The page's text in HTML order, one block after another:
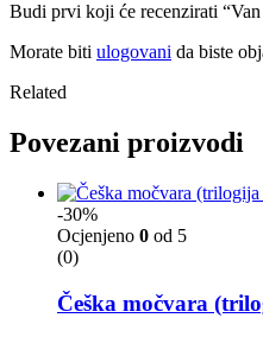
Budi prvi koji će recenzirati “Van
Morate biti ulogovani da biste
Related
Povezani proizvodi
-30%
Ocjenjeno 0 od 5
(0)
Češka močvara